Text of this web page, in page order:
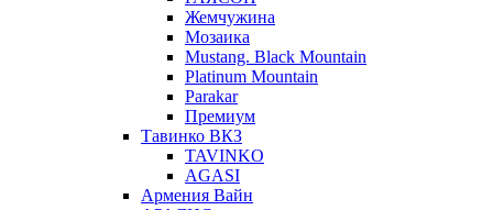
Жемчужина
Мозаика
Mustang. Black Mountain
Platinum Mountain
Parakar
Премиум
Тавинко ВКЗ
TAVINKO
AGASI
Армения Вайн